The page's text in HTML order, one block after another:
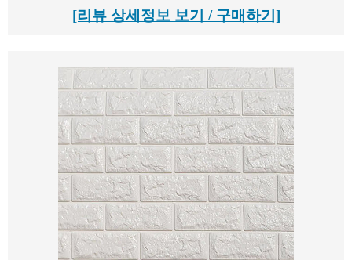
[리뷰 상세정보 보기 / 구매하기]